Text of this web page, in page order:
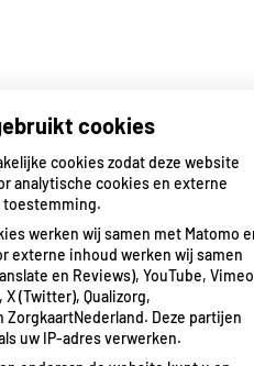
cookies
cookies zodat deze website
analytische cookies en externe
toestemming.
werken wij samen met Matomo
externe inhoud werken wij samen
en Reviews), YouTube,
(Twitter), Qualizorg,
Deze partijen
uw IP-adres verwerken.